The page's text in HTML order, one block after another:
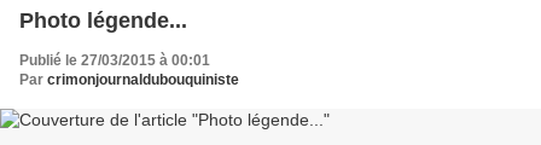
Photo légende...
Publié le 27/03/2015 à 00:01
Par crimonjournaldubouquiniste